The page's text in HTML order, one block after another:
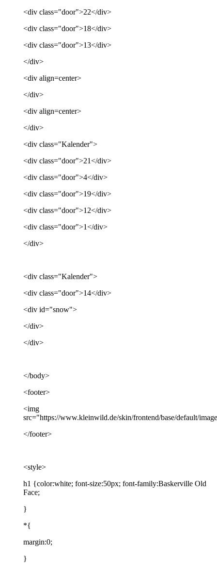
<div class="door">22</div>
<div class="door">18</div>
<div class="door">13</div>
</div>
<div align=center>
</div>
<div align=center>
</div>
<div class="Kalender">
<div class="door">21</div>
<div class="door">4</div>
<div class="door">19</div>
<div class="door">12</div>
<div class="door">1</div>
</div>
<div class="Kalender">
<div class="door">14</div>
<div id="snow">
</div>
</div>
</body>
<footer>
<img
src="https://www.kleinwild.de/skin/frontend/base/default/
</footer>
<style>
h1 {color:white; font-size:50px; font-family:Baskerville Old
Face;
}
*{
margin:0;
}